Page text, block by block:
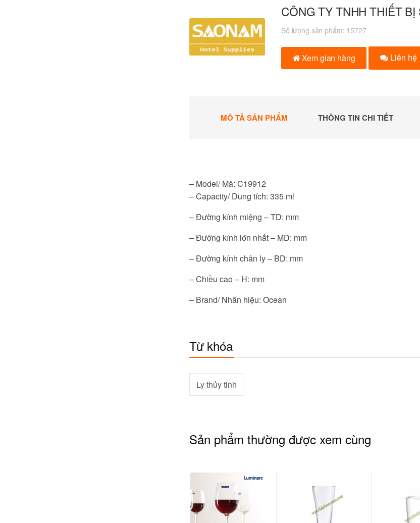
CÔNG TY TNHH THIẾT BỊ
Số lượng sản phẩm: 15727
Xem gian hàng Liên hệ
MÔ TẢ SẢN PHẨM THÔNG TIN CHI TIẾT
– Model/ Mã: C19912
– Capacity/ Dung tích: 335 ml
– Đường kính miệng – TD: mm
– Đường kính lớn nhất – MD: mm
– Đường kính chân ly – BD: mm
– Chiều cao – H: mm
– Brand/ Nhãn hiệu: Ocean
Từ khóa
Ly thủy tinh
Sản phẩm thường được xem cùng